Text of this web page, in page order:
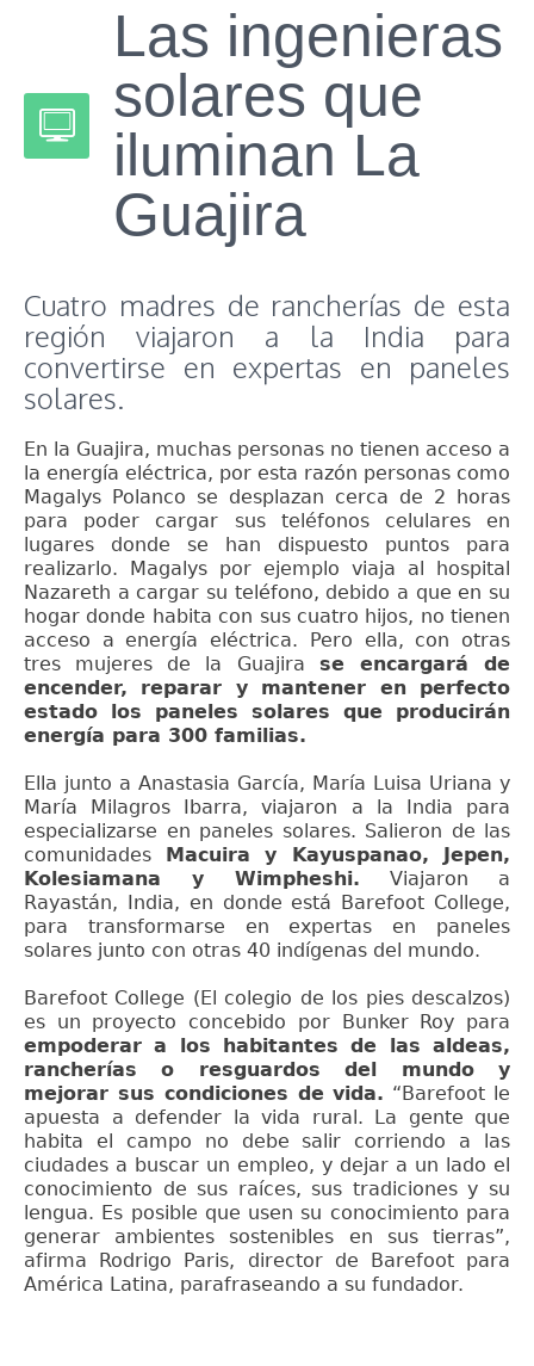
Las ingenieras
solares que
iluminan La
Guajira
Cuatro madres de rancherías de esta
región viajaron a la India para
convertirse en expertas en paneles
solares.
En la Guajira, muchas personas no tienen acceso a
la energía eléctrica, por esta razón personas como
Magalys Polanco se desplazan cerca de 2 horas
para poder cargar sus teléfonos celulares en
lugares donde se han dispuesto puntos para
realizarlo. Magalys por ejemplo viaja al hospital
Nazareth a cargar su teléfono, debido a que en su
hogar donde habita con sus cuatro hijos, no tienen
acceso a energía eléctrica. Pero ella, con otras
tres mujeres de la Guajira se encargará de
encender, reparar y mantener en perfecto
estado los paneles solares que producirán
energía para 300 familias.
Ella junto a Anastasia García, María Luisa Uriana y
María Milagros Ibarra, viajaron a la India para
especializarse en paneles solares. Salieron de las
comunidades Macuira y Kayuspanao, Jepen,
Kolesiamana y Wimpheshi.Viajaron a
Rayastán, India, en donde está Barefoot College,
para transformarse en expertas en paneles
solares junto con otras 40 indígenas del mundo.
Barefoot College (El colegio de los pies descalzos)
es un proyecto concebido por Bunker Roy para
empoderar a los habitantes de las aldeas,
rancherías o resguardos del mundo y
mejorar sus condiciones de vida. “Barefoot le
apuesta a defender la vida rural. La gente que
habita el campo no debe salir corriendo a las
ciudades a buscar un empleo, y dejar a un lado el
conocimiento de sus raíces, sus tradiciones y su
lengua. Es posible que usen su conocimiento para
generar ambientes sostenibles en sus tierras”,
afirma Rodrigo Paris, director de Barefoot para
América Latina, parafraseando a su fundador.